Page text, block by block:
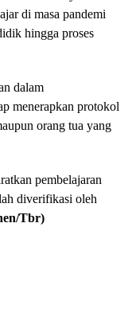
di masa pandemi
hingga proses
dalam
menerapkan protokol
orang tua yang
pembelajaran
diverifikasi oleh
Tbr)